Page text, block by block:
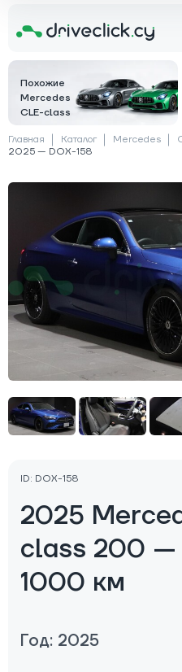
Похожие
Mercedes
CLE-class
Главная Каталог Mercedes
2025 — DOX-158
ID: DOX-158
2025
class 200
1000 км
Год: 2025